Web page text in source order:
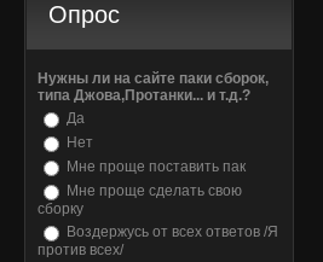
Опрос
Нужны ли на сайте паки сборок,
типа Джова,Протанки... и т.д.?
Да
Нет
Мне проще поставить пак
Мне проще сделать свою
сборку
Воздержусь от всех ответов /Я
против всех/